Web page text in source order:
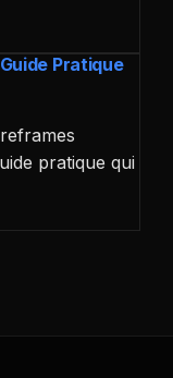
Pratique
pratique qui